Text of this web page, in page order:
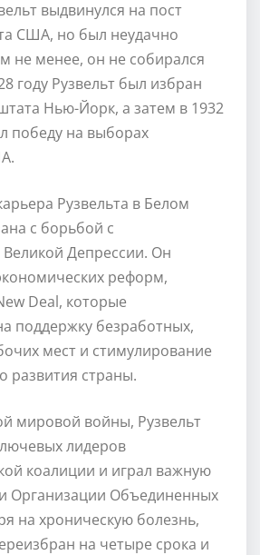
выдвинулся на пост
США, но был неудачно
не менее, он не собирался
году Рузвельт был избран
Нью-Йорк, а затем в 1932
победу на выборах
Рузвельта в Белом
с борьбой с
Депрессии. Он
реформ,
Deal, которые
поддержку безработных,
мест и стимулирование
развития страны.
мировой войны, Рузвельт
лидеров
коалиции и играл важную
Организации Объединенных
на хроническую болезнь,
на четыре срока и